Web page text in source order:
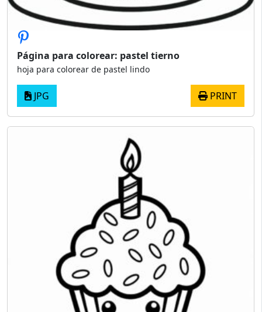
Página para colorear: pastel tierno
hoja para colorear de pastel lindo
JPG PRINT